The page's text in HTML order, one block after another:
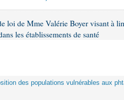
loi de Mme Valérie Boyer visant à
les établissements de santé
des populations vulnérables aux